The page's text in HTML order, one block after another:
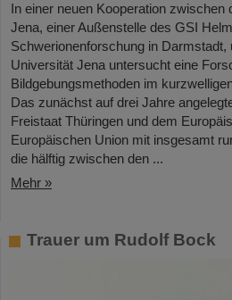
In einer neuen Kooperation zwischen
Jena, einer Außenstelle des GSI
Schwerionenforschung in
Universität Jena untersucht eine
Bildgebungsmethoden im
Das zunächst auf drei Jahre
Freistaat Thüringen und dem
Europäischen Union mit insgesamt
die hälftig zwischen den ...
Mehr »
Trauer um Rudolf Bock